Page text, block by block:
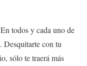
todos y cada uno de
Desquitarte con tu
sólo te traerá más